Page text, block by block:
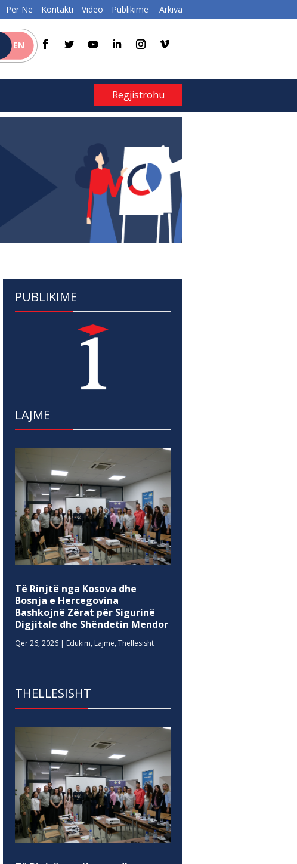
Për Ne Kontakti Video Publikime Arkiva
EN
Regjistrohu
PUBLIKIME
LAJME
Të Rinjtë nga Kosova dhe
Bosnja e Hercegovina
Bashkojnë Zërat për Sigurinë
Digjitale dhe Shëndetin Mendor
Qer 26, 2026 | Edukim, Lajme,Thellesisht
THELLESISHT